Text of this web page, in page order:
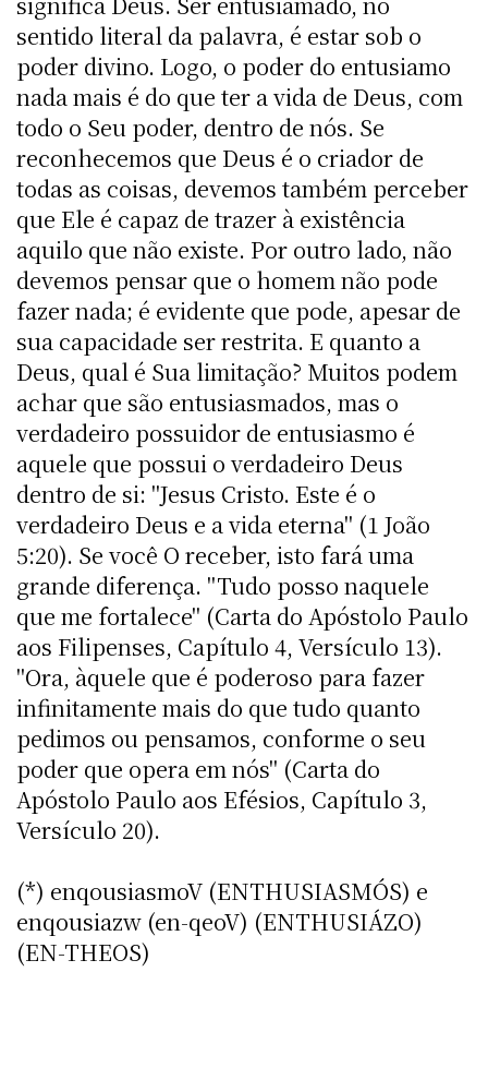
sentido literal da palavra, é estar sob o
poder divino. Logo, o poder do entusiamo
nada mais é do que ter a vida de Deus, com
todo o Seu poder, dentro de nós. Se
reconhecemos que Deus é o criador de
todas as coisas, devemos também perceber
que Ele é capaz de trazer à existência
aquilo que não existe. Por outro lado, não
devemos pensar que o homem não pode
fazer nada; é evidente que pode, apesar de
sua capacidade ser restrita. E quanto a
Deus, qual é Sua limitação? Muitos podem
achar que são entusiasmados, mas o
verdadeiro possuidor de entusiasmo é
aquele que possui o verdadeiro Deus
dentro de si: "Jesus Cristo. Este é o
verdadeiro Deus e a vida eterna" (1 João
5:20). Se você O receber, isto fará uma
grande diferença. "Tudo posso naquele
que me fortalece" (Carta do Apóstolo Paulo
aos Filipenses, Capítulo 4, Versículo 13).
"Ora, àquele que é poderoso para fazer
infinitamente mais do que tudo quanto
pedimos ou pensamos, conforme o seu
poder que opera em nós" (Carta do
Apóstolo Paulo aos Efésios, Capítulo 3,
Versículo 20).
(*) enqousiasmoV (ENTHUSIASMÓS) e
enqousiazw (en-qeoV) (ENTHUSIÁZO)
(EN-THEOS)